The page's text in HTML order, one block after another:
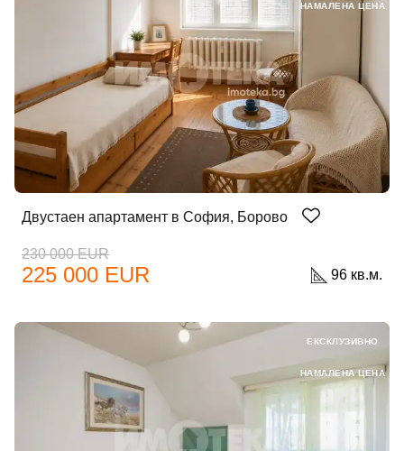
Двустаен апартамент в София, Борово
230 000 EUR
225 000 EUR 96 кв.м.
НАМАЛЕНА ЦЕНА
ЕКСКЛУЗИВНО
НАМАЛЕНА ЦЕНА